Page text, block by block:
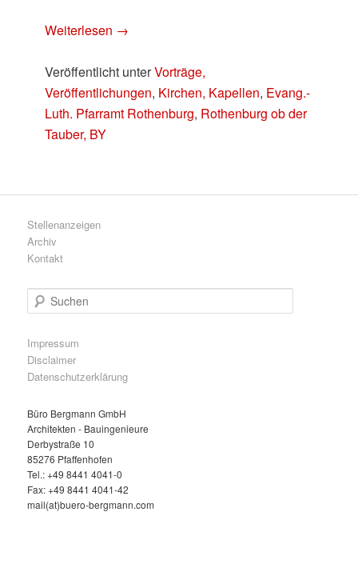
Weiterlesen →
Veröffentlicht unterVorträge,
Veröffentlichungen, Kirchen, Kapellen, Evang.-
Luth. Pfarramt Rothenburg, Rothenburg ob der
Tauber, BY
Stellenanzeigen
Archiv
Kontakt
u
h
e
n
Impressum
Disclaimer
Datenschutzerklärung
Büro Bergmann GmbH
Architekten - Bauingenieure
Derbystraße 10
85276 Pfaffenhofen
Tel.: +49 8441 4041-0
Fax: +49 8441 4041-42
mail(at)buero-bergmann.com